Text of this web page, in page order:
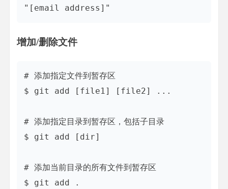
增加/删除文件
# 添加指定文件到暂存区
$ git add [file1] [file2] ...
# 添加指定目录到暂存区，包括子目录
$ git add [dir]
# 添加当前目录的所有文件到暂存区
$ git add .